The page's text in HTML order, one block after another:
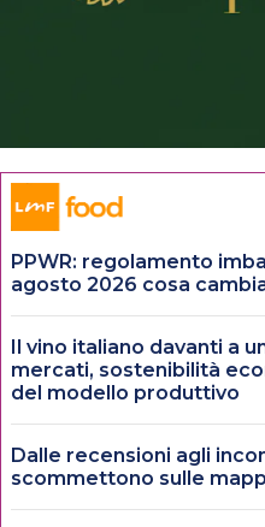
PPWR: regolamento
agosto 2026 cosa
Il vino italiano davanti a
mercati, sostenibilità
del modello produttivo
Dalle recensioni agli
scommettono sulle